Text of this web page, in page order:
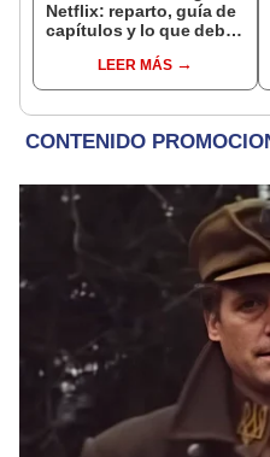
Netflix: reparto, guía de
capítulos y lo que debes
coreanaLEER MÁS